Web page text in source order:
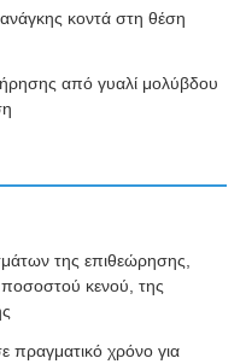
κοντά στη θέση
από γυαλί μολύβδου
της επιθεώρησης,
κενού, της
πραγματικό χρόνο για